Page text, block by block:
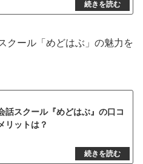
クール「めどはぶ」の魅力を
話スクール『めどはぶ』の口コ
リットは？